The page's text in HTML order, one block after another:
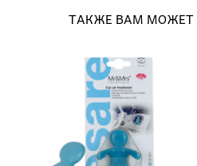
ТАКЖЕ ВАМ МОЖЕТ